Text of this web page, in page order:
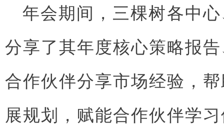
年会期间，三棵树各中
分享了其年度核心策略报
合作伙伴分享市场经验，
展规划，赋能合作伙伴学